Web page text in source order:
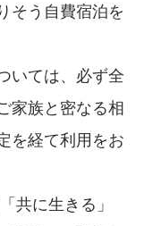
そう自費宿泊を
いては、必ず全
家族と密なる相
を経て利用をお
共に生きる」